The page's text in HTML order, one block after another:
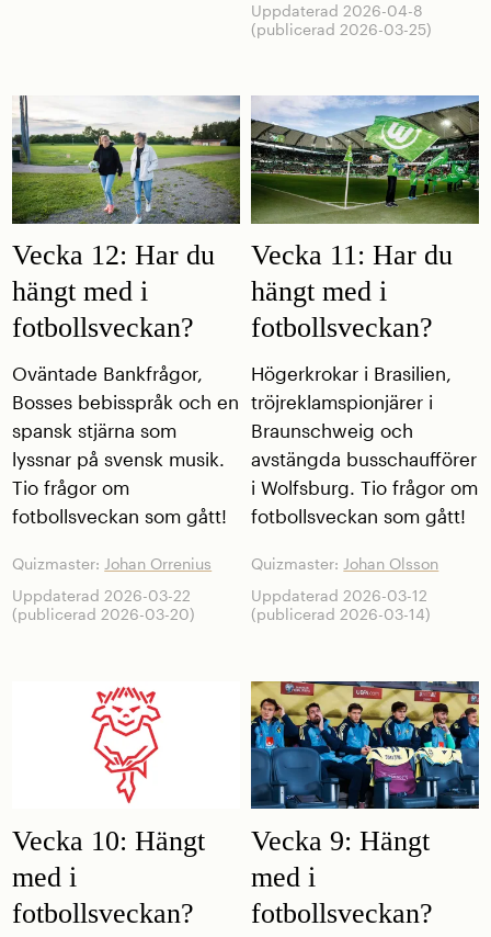
Uppdaterad 2026-04-8
(publicerad 2026-03-25)
Vecka 12: Har du
hängt med i
fotbollsveckan?
Oväntade Bankfrågor,
Bosses bebisspråk och en
spansk stjärna som
lyssnar på svensk musik.
Tio frågor om
fotbollsveckan som gått!
Quizmaster: Johan Orrenius
Uppdaterad 2026-03-22
(publicerad 2026-03-20)
Vecka 11: Har du
hängt med i
fotbollsveckan?
Högerkrokar i Brasilien,
tröjreklamspionjärer i
Braunschweig och
avstängda busschaufförer
i Wolfsburg. Tio frågor om
fotbollsveckan som gått!
Quizmaster: Johan Olsson
Uppdaterad 2026-03-12
(publicerad 2026-03-14)
Vecka 10: Hängt
med i
fotbollsveckan?
Vecka 9: Hängt
med i
fotbollsveckan?